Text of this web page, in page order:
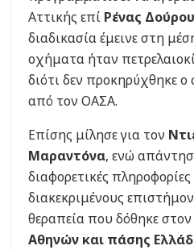
Αττικής επί Ρένας
διαδικασία έμεινε στη
οχήματα ήταν
διότι δεν προκηρύχθηκε ο
από τον ΟΑΣΑ.
Επίσης μίλησε για τον
Μαραντόνα, ενώ
διαφορετικές
διακεκριμένους
θεραπεία που δόθηκε στον
Αθηνών και πάσης